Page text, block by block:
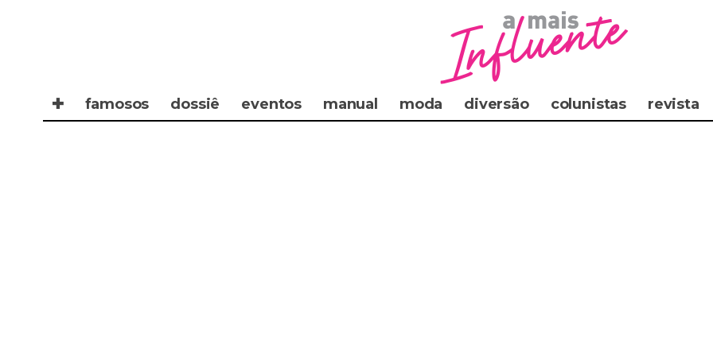
✚ famosos dossiê eventos manual moda diversão colunistas revista